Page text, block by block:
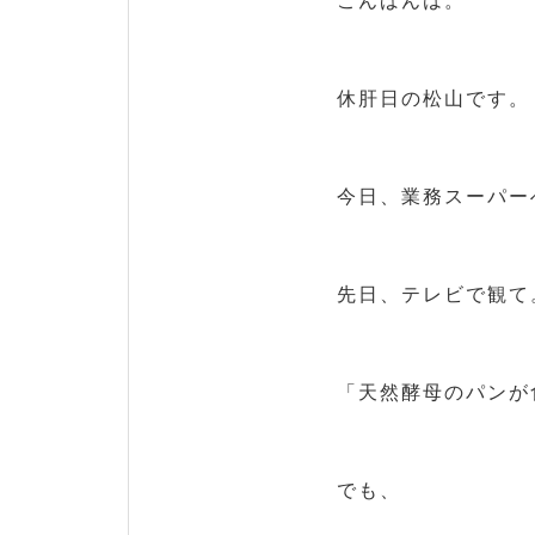
休肝日の松山です。
今日、業務スーパー
先日、テレビで観て
「天然酵母のパンが
でも、